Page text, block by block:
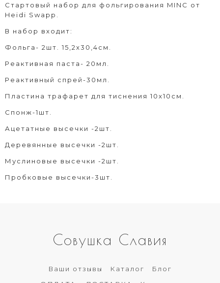
Стартовый набор для фольгирования MINC от
Heidi Swapp.
В набор входит:
Фольга- 2шт. 15,2х30,4см.
Реактивная паста- 20мл.
Реактивный спрей-30мл.
Пластина трафарет для тиснения 10х10см.
Спонж-1шт.
Ацетатные высечки -2шт.
Деревянные высечки -2шт.
Муслиновые высечки -2шт.
Пробковые высечки-3шт.
Совушка Славия
Ваши отзывы Каталог
Блог